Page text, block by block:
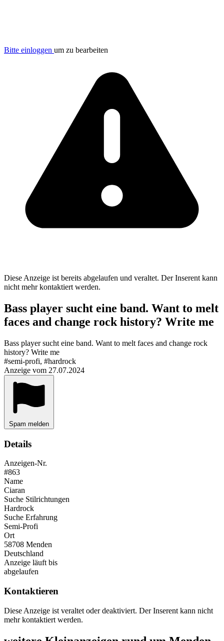
Bitte einloggen um zu bearbeiten
Diese Anzeige ist bereits abgelaufen und veraltet. Der Inserent kann
nicht mehr kontaktiert werden.
Bass player sucht eine band. Want to melt
faces and change rock history? Write me
Bass player sucht eine band. Want to melt faces and change rock
history? Write me
#semi-profi, #hardrock
Anzeige vom 27.07.2024
Spam melden
Details
Anzeigen-Nr.
#863
Name
Ciaran
Suche Stilrichtungen
Hardrock
Suche Erfahrung
Semi-Profi
Ort
58708 Menden
Deutschland
Anzeige läuft bis
abgelaufen
Kontaktieren
Diese Anzeige ist veraltet oder deaktiviert. Der Inserent kann nicht
mehr kontaktiert werden.